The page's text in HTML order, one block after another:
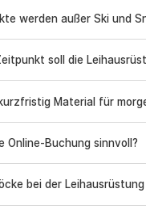
werden außer Ski und
soll die
Material für
Online-Buchung sinnvoll?
bei der